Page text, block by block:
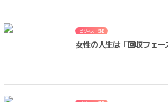
ビジネス・SNS
女性の人生は「回収フェー